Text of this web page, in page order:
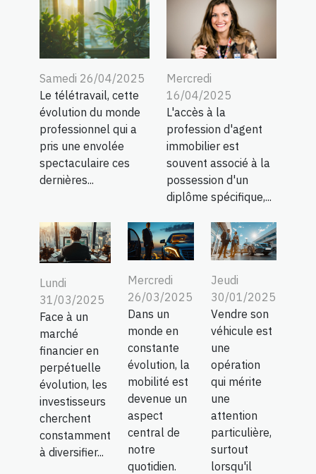
Samedi 26/04/2025
Le télétravail, cette
évolution du monde
professionnel qui a
pris une envolée
spectaculaire ces
dernières...
Mercredi
16/04/2025
L'accès à la
profession d'agent
immobilier est
souvent associé à la
possession d'un
diplôme spécifique,...
Lundi
31/03/2025
Face à un
marché
financier en
perpétuelle
évolution, les
investisseurs
cherchent
constamment
à diversifier...
Mercredi
26/03/2025
Dans un
monde en
constante
évolution, la
mobilité est
devenue un
aspect
central de
notre
quotidien.
Jeudi
30/01/2025
Vendre son
véhicule est
une
opération
qui mérite
une
attention
particulière,
surtout
lorsqu'il